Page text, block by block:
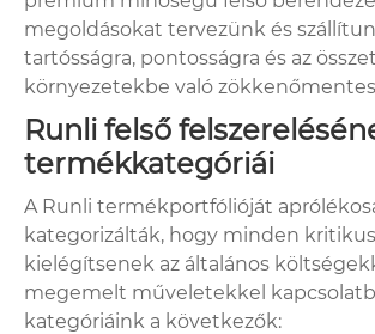
megoldásokat tervezünk és
tartósságra, pontosságra és az
környezetekbe való
Runli felső
termékkategóriái
A Runli termékportfólióját
kategorizálták, hogy minden
kielégítsenek az általános
megemelt műveletekkel
kategóriáink a következők: